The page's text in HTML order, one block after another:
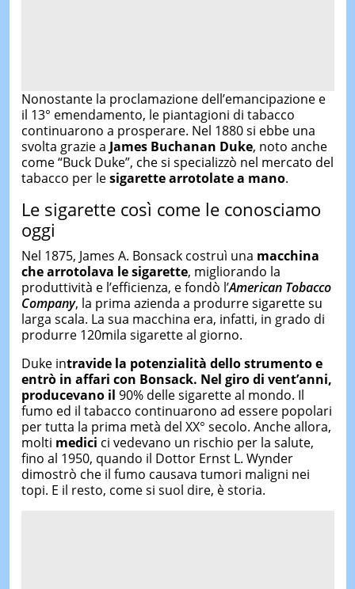
Nonostante la proclamazione dell’emancipazione e
il 13° emendamento, le piantagioni di tabacco
continuarono a prosperare. Nel 1880 si ebbe una
svolta grazie a James Buchanan Duke, noto anche
come “Buck Duke”, che si specializzò nel mercato del
tabacco per lesigarette arrotolate a mano.
Le sigarette così come le conosciamo
oggi
Nel 1875, James A. Bonsack costruì una macchina
che arrotolava le sigarette, migliorando la
produttività e l’efficienza, e fondò l’American Tobacco
Company, la prima azienda a produrre sigarette su
larga scala. La sua macchina era, infatti, in grado di
produrre 120mila sigarette al giorno.
Duke intravide la potenzialità dello strumento e
entrò in affari con Bonsack. Nel giro di vent’anni,
producevano il 90% delle sigarette al mondo. Il
fumo ed il tabacco continuarono ad essere popolari
per tutta la prima metà del XX° secolo. Anche allora,
molti medici ci vedevano un rischio per la salute,
fino al 1950, quando il Dottor Ernst L. Wynder
dimostrò che il fumo causava tumori maligni nei
topi. E il resto, come si suol dire, è storia.